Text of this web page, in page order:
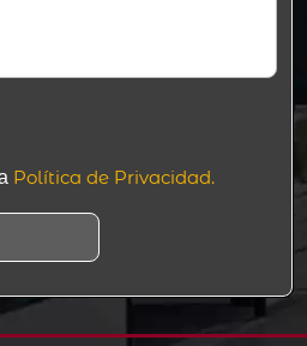
Política de Privacidad.